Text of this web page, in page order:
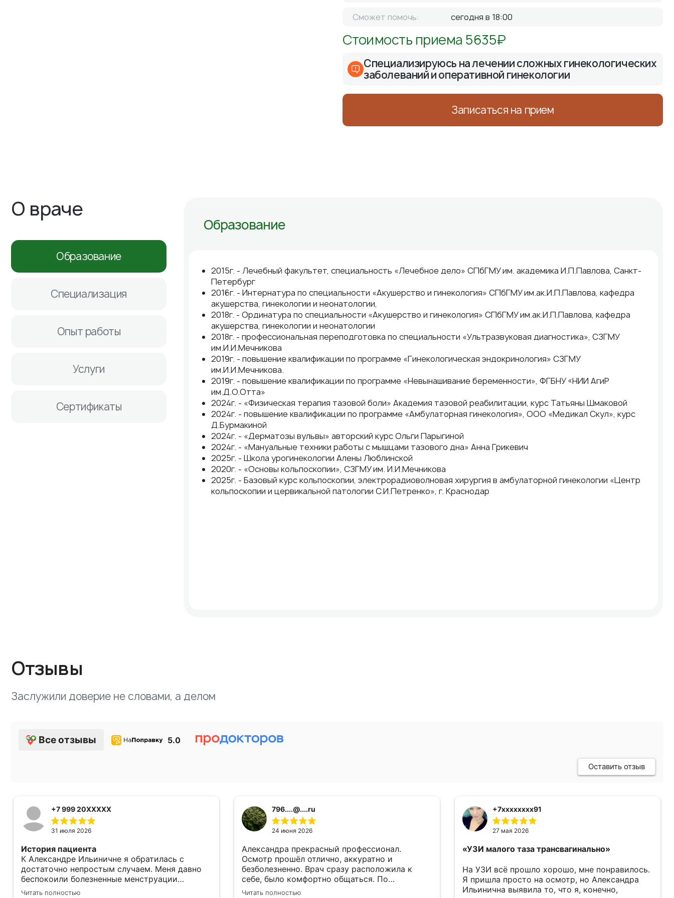
Сможет помочь: сегодня в 18:00
Стоимость приема 5635₽
Специализируюсь на лечении сложных гинекологических
заболеваний и оперативной гинекологии
Записаться на прием
О враче
Образование
Специализация
Опыт работы
Услуги
Сертификаты
Образование
2015г. - Лечебный факультет, специальность «Лечебное дело» СПбГМУ им. академика И.П.Павлова, Санкт-
Петербург
2016г. - Интернатура по специальности «Акушерство и гинекология» СПбГМУ им.ак.И.П.Павлова, кафедра
акушерства, гинекологии и неонатологии,
2018г. - Ординатура по специальности «Акушерство и гинекология» СПбГМУ им.ак.И.П.Павлова, кафедра
акушерства, гинекологии и неонатологии
2018г. - профессиональная переподготовка по специальности «Ультразвуковая диагностика», СЗГМУ
им.И.И.Мечникова
2019г. - повышение квалификации по программе «Гинекологическая эндокринология» СЗГМУ
им.И.И.Мечникова.
2019г. - повышение квалификации по программе «Невынашивание беременности», ФГБНУ «НИИ АгиР
им.Д.О.Отта»
2024г. - «Физическая терапия тазовой боли» Академия тазовой реабилитации, курс Татьяны Шмаковой
2024г. - повышение квалификации по программе «Амбулаторная гинекология», ООО «Медикал Скул», курс
Д.Бурмакиной
2024г. - «Дерматозы вульвы» авторский курс Ольги Парыгиной
2024г. - «Мануальные техники работы с мышцами тазового дна» Анна Грикевич
2025г. - Школа урогинекологии Алены Люблинской
2020г. - «Основы кольпоскопии», СЗГМУ им. И.И.Мечникова
2025г. - Базовый курс кольпоскопии, электрорадиоволновая хирургия в амбулаторной гинекологии «Центр
кольпоскопии и цервикальной патологии С.И.Петренко», г. Краснодар
Отзывы
Заслужили доверие не словами, а делом
Все отзывы 5.0
Оставить отзыв
+7 999 20XXXXX
31 июля 2026
История пациента
К Александре Ильиничне я обратилась с
достаточно непростым случаем. Меня давно
беспокоили болезненные менструации
(дисменорея) и акне​. Кроме того, я на
Читать полностью
796....@....ru
24 июня 2026
Александра прекрасный профессионал.
Осмотр прошёл отлично, аккуратно и
безболезненно. Врач сразу расположила к
себе, было комфортно общаться. По
состоянию здоровья Александра рассказала
Читать полностью
+7xxxxxxxx91
27 мая 2026
«УЗИ малого таза трансвагинально»
На УЗИ всё прошло хорошо, мне понравилось.
Я пришла просто на осмотр, но Александра
Ильинична выявила то, что я, конечно,